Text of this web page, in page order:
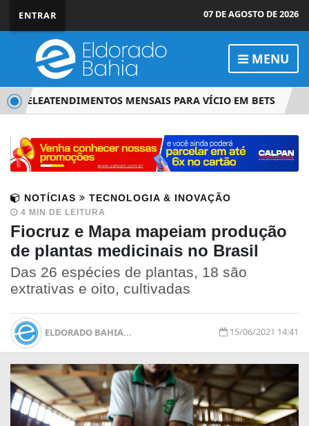
ENTRAR 07 DE AGOSTO DE 2026
MENU
TELEATENDIMENTOS MENSAIS PARA VÍCIO EM BETS
NOTÍCIAS TECNOLOGIA & INOVAÇÃO
4 MIN DE LEITURA
Fiocruz e Mapa mapeiam produção
de plantas medicinais no Brasil
Das 26 espécies de plantas, 18 são
extrativas e oito, cultivadas
ELDORADO BAHIA... 15/06/2021 14:41